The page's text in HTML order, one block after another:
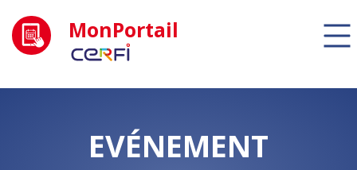
MonPortail
EVÉNEMENT